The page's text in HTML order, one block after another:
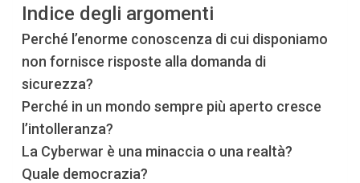
Indice degli argomenti
Perché l’enorme conoscenza di cui disponiamo
non fornisce risposte alla domanda di
sicurezza?
Perché in un mondo sempre più aperto cresce
l’intolleranza?
La Cyberwar è una minaccia o una realtà?
Quale democrazia?